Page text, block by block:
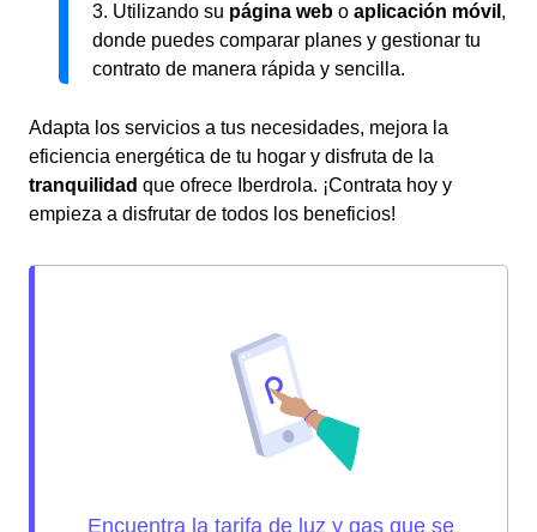
3. Utilizando su página web o aplicación móvil ,
donde puedes comparar planes y gestionar tu
contrato de manera rápida y sencilla.
Adapta los servicios a tus necesidades, mejora la
eficiencia energética de tu hogar y disfruta de la
tranquilidad que ofrece Iberdrola. ¡Contrata hoy y
empieza a disfrutar de todos los beneficios!